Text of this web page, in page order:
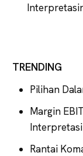
TRENDING
Pilihan
Margin
Interpretasi
Rantai